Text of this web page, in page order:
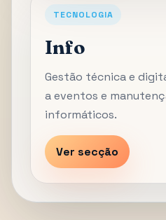
TECNOLOGIA
Info
Gestão técnica e
a eventos e
informáticos.
Ver secção